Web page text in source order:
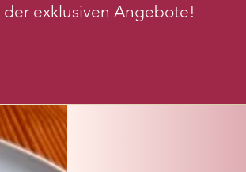
exklusiven Angebote!